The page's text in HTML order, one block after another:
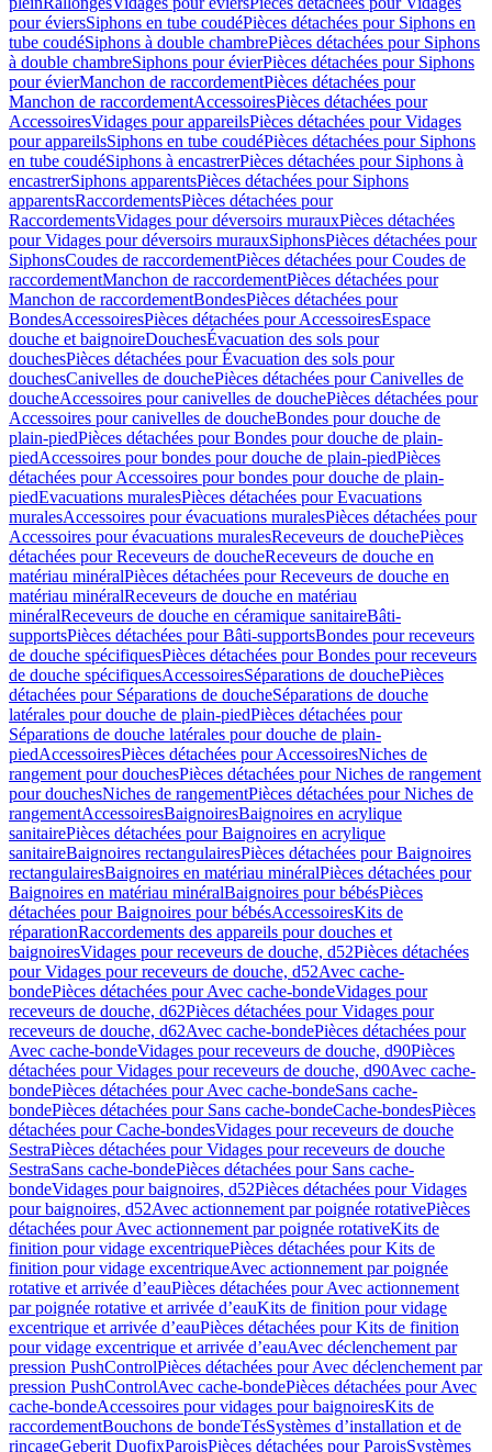
pour éviersSiphons en tube coudéPièces détachées pour Siphons en
tube coudéSiphons à double chambrePièces détachées pour Siphons
à double chambreSiphons pour évierPièces détachées pour Siphons
pour évierManchon de raccordementPièces détachées pour
Manchon de raccordementAccessoiresPièces détachées pour
AccessoiresVidages pour appareilsPièces détachées pour Vidages
pour appareilsSiphons en tube coudéPièces détachées pour Siphons
en tube coudéSiphons à encastrerPièces détachées pour Siphons à
encastrerSiphons apparentsPièces détachées pour Siphons
apparentsRaccordementsPièces détachées pour
RaccordementsVidages pour déversoirs murauxPièces détachées
pour Vidages pour déversoirs murauxSiphonsPièces détachées pour
SiphonsCoudes de raccordementPièces détachées pour Coudes de
raccordementManchon de raccordementPièces détachées pour
Manchon de raccordementBondesPièces détachées pour
BondesAccessoiresPièces détachées pour AccessoiresEspace
douche et baignoireDouchesÉvacuation des sols pour
douchesPièces détachées pour Évacuation des sols pour
douchesCanivelles de douchePièces détachées pour Canivelles de
doucheAccessoires pour canivelles de douchePièces détachées pour
Accessoires pour canivelles de doucheBondes pour douche de
plain-piedPièces détachées pour Bondes pour douche de plain-
piedAccessoires pour bondes pour douche de plain-piedPièces
détachées pour Accessoires pour bondes pour douche de plain-
piedEvacuations muralesPièces détachées pour Evacuations
muralesAccessoires pour évacuations muralesPièces détachées pour
Accessoires pour évacuations muralesReceveurs de douchePièces
détachées pour Receveurs de doucheReceveurs de douche en
matériau minéralPièces détachées pour Receveurs de douche en
matériau minéralReceveurs de douche en matériau
minéralReceveurs de douche en céramique sanitaireBâti-
supportsPièces détachées pour Bâti-supportsBondes pour receveurs
de douche spécifiquesPièces détachées pour Bondes pour receveurs
de douche spécifiquesAccessoiresSéparations de douchePièces
détachées pour Séparations de doucheSéparations de douche
latérales pour douche de plain-piedPièces détachées pour
Séparations de douche latérales pour douche de plain-
piedAccessoiresPièces détachées pour AccessoiresNiches de
rangement pour douchesPièces détachées pour Niches de rangement
pour douchesNiches de rangementPièces détachées pour Niches de
rangementAccessoiresBaignoiresBaignoires en acrylique
sanitairePièces détachées pour Baignoires en acrylique
sanitaireBaignoires rectangulairesPièces détachées pour Baignoires
rectangulairesBaignoires en matériau minéralPièces détachées pour
Baignoires en matériau minéralBaignoires pour bébésPièces
détachées pour Baignoires pour bébésAccessoiresKits de
réparationRaccordements des appareils pour douches et
baignoiresVidages pour receveurs de douche, d52Pièces détachées
pour Vidages pour receveurs de douche, d52Avec cache-
bondePièces détachées pour Avec cache-bondeVidages pour
receveurs de douche, d62Pièces détachées pour Vidages pour
receveurs de douche, d62Avec cache-bondePièces détachées pour
Avec cache-bondeVidages pour receveurs de douche, d90Pièces
détachées pour Vidages pour receveurs de douche, d90Avec cache-
bondePièces détachées pour Avec cache-bondeSans cache-
bondePièces détachées pour Sans cache-bondeCache-bondesPièces
détachées pour Cache-bondesVidages pour receveurs de douche
SestraPièces détachées pour Vidages pour receveurs de douche
SestraSans cache-bondePièces détachées pour Sans cache-
bondeVidages pour baignoires, d52Pièces détachées pour Vidages
pour baignoires, d52Avec actionnement par poignée rotativePièces
détachées pour Avec actionnement par poignée rotativeKits de
finition pour vidage excentriquePièces détachées pour Kits de
finition pour vidage excentriqueAvec actionnement par poignée
rotative et arrivée d’eauPièces détachées pour Avec actionnement
par poignée rotative et arrivée d’eauKits de finition pour vidage
excentrique et arrivée d’eauPièces détachées pour Kits de finition
pour vidage excentrique et arrivée d’eauAvec déclenchement par
pression PushControlPièces détachées pour Avec déclenchement par
pression PushControlAvec cache-bondePièces détachées pour Avec
cache-bondeAccessoires pour vidages pour baignoiresKits de
raccordementBouchons de bondeTésSystèmes d’installation et de
rinçageGeberit DuofixParoisPièces détachées pour ParoisSystèmes